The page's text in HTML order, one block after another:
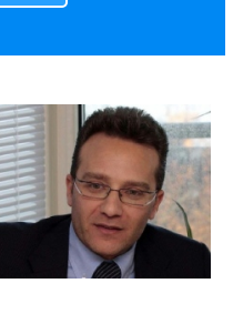
Medioevo
Annichini, A.
A.